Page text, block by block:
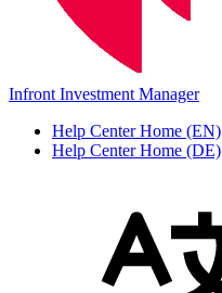
Infront Investment Manager
Help Center Home (EN)
Help Center Home (DE)